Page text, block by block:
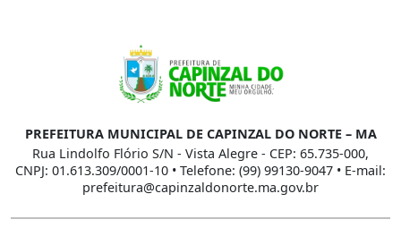
PREFEITURA MUNICIPAL DE CAPINZAL DO NORTE – MA
Rua Lindolfo Flório S/N - Vista Alegre - CEP: 65.735-000,
CNPJ: 01.613.309/0001-10 • Telefone: (99) 99130-9047 • E-mail:
prefeitura@capinzaldonorte.ma.gov.br